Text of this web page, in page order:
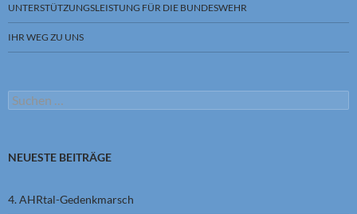
UNTERSTÜTZUNGSLEISTUNG FÜR DIE BUNDESWEHR
IHR WEG ZU UNS
Suchen
nach:
NEUESTE BEITRÄGE
4. AHRtal-Gedenkmarsch